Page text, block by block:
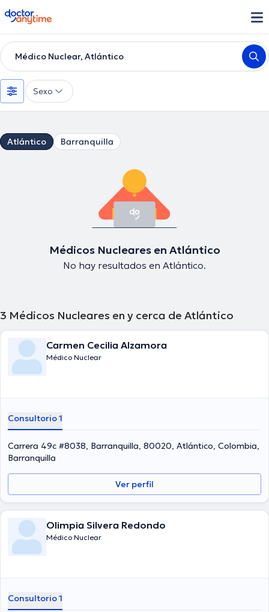
doctoranytime
Médico Nuclear, Atlántico
Sexo
Atlántico Barranquilla
Médicos Nucleares en Atlántico
No hay resultados en Atlántico.
3 Médicos Nucleares en y cerca de Atlántico
Carmen Cecilia Alzamora
Médico Nuclear
Consultorio 1
Carrera 49c #8038, Barranquilla, 80020, Atlántico, Colombia,
Barranquilla
Ver perfil
Olimpia Silvera Redondo
Médico Nuclear
Consultorio 1